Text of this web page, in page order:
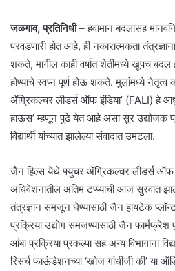
जळगाव, प्रतिनिधी– हवामान बदलासह
परवडणारी होत आहे, ही नकारात्मकता
शकते, मागील काही वर्षात शेतीमध्ये खूपच
होण्याचे स्वप्न पूर्ण होऊ शकते. मुलांमध्ये नेतृत्व
ॲग्रिकल्चर लीडर्स ऑफ इंडिया’ (FALI) हे
हाऊस’ म्हणून पुढे येत आहे असा सुर उद्योजक
विद्यार्थी यांच्यात झालेल्या संवादात उमटला.
जैन हिल्स येथे फ्युचर ॲग्रिकल्चर लीडर्स ऑफ
अधिवेशनातील अंतिम टप्प्याची आज सुरवात
तंत्रज्ञान समजून घेण्यासाठी जैन हायटेक
प्रक्रिया उद्योग समजण्यासाठी जैन
आंबा प्रक्रिया प्रकल्पा सह अन्य विभागांना
रिसर्च फाऊंडेशनच्या ‘खोज गांधीजी की’ या